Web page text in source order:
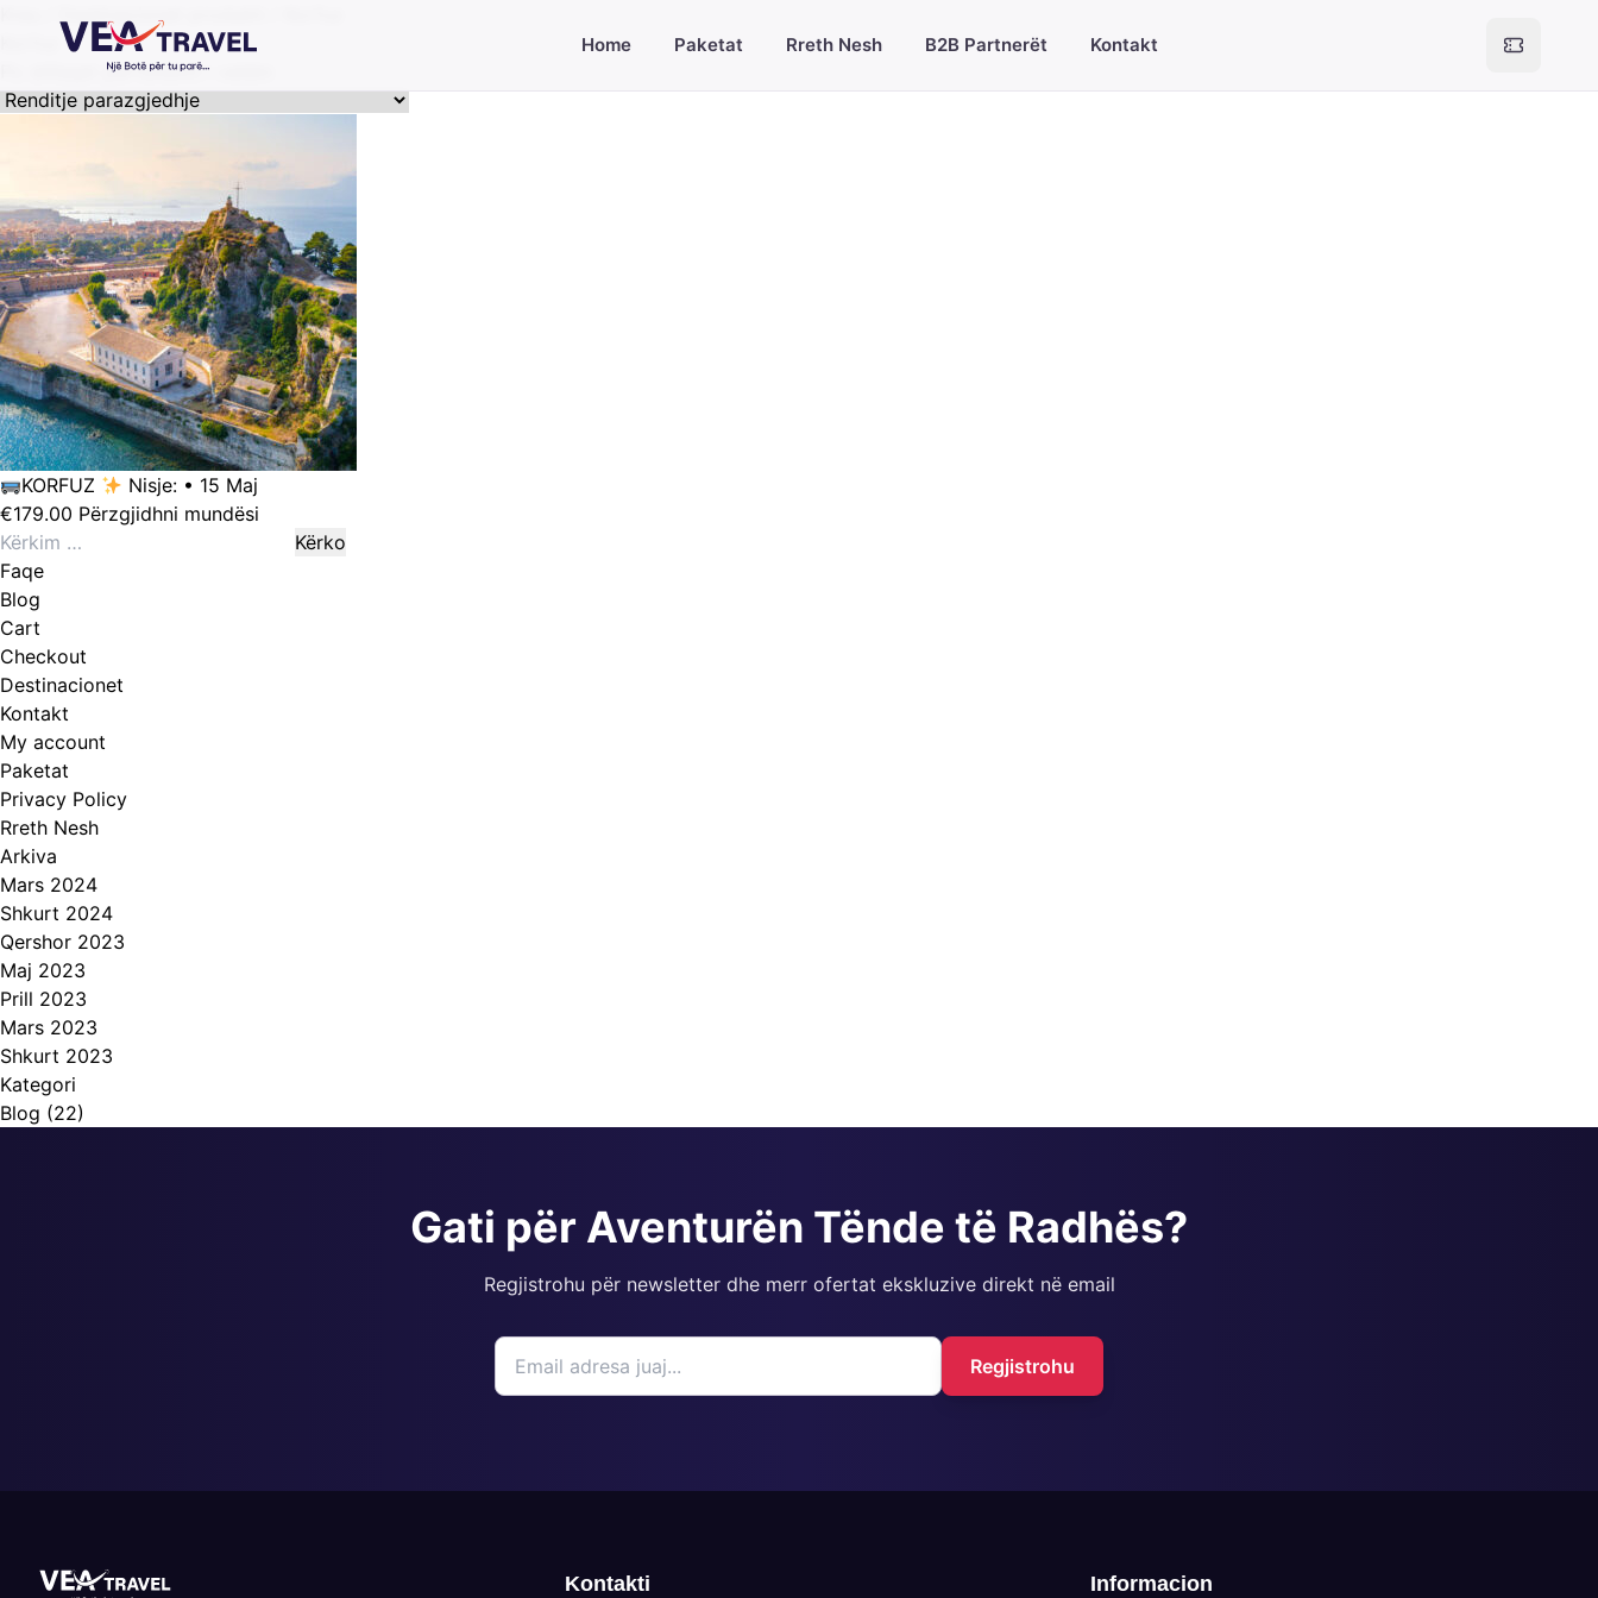
Home Paketat Rreth Nesh B2B Partnerët Kontakt
/ Destinacionet produkti / Korfuz
Po shfaqet përfundimi i vetëm
KORFUZ
Nisje: • 15 Maj
€179.00 Përzgjidhni mundësi
produkt
Kërko
për:
Faqe
Blog
Cart
Checkout
Destinacionet
Kontakt
My account
Paketat
Privacy Policy
Rreth Nesh
Arkiva
Mars 2024
Shkurt 2024
Qershor 2023
Maj 2023
Prill 2023
Mars 2023
Shkurt 2023
Kategori
Blog (22)
Gati për Aventurën Tënde të Radhës?
Regjistrohu për newsletter dhe merr ofertat ekskluzive direkt në email
Regjistrohu
Kontakti Informacion